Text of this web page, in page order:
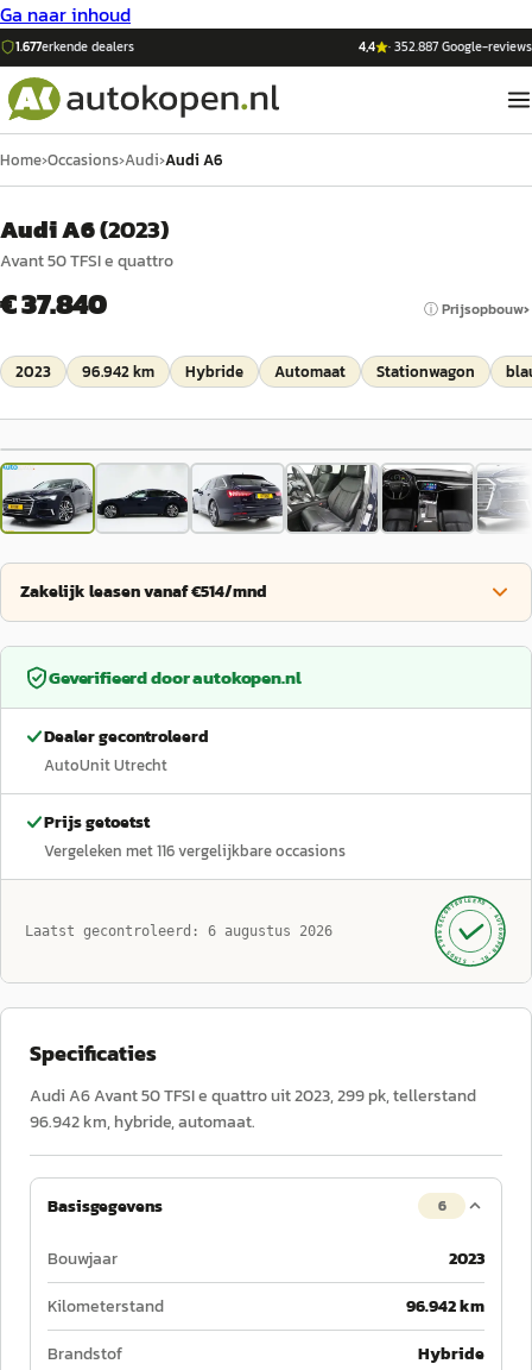
Ga naar inhoud
1.677erkende dealers 4,4 ·352.887Google-reviews
Home›Occasions›Audi›Audi A6
Audi A6(2023)
Avant 50 TFSI e quattro
€ 37.840 ⓘ Prijsopbouw
2023 96.942 km Hybride Automaat Stationwagon
1/46
Zakelijk leasen vanaf €514/mnd
Geverifieerd doorautokopen.nl
Dealer gecontroleerd
AutoUnit Utrecht
Prijs getoetst
Vergeleken met116vergelijkbare occasions
Laatst gecontroleerd: 6 augustus 2026 GECONTROLEERD ·
AUTOKOPEN.NL
· SINDS 1999 ·
Specificaties
Audi A6 Avant 50 TFSI e quattro uit 2023, 299 pk, tellerstand
96.942 km, hybride, automaat.
Basisgegevens 6
Bouwjaar
2023
Kilometerstand
96.942 km
Brandstof
Hybride